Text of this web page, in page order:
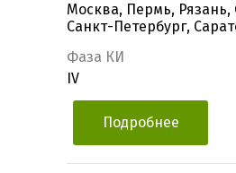
Москва, Пермь, Рязань,
Санкт-Петербург,
Фаза КИ
IV
Подробнее